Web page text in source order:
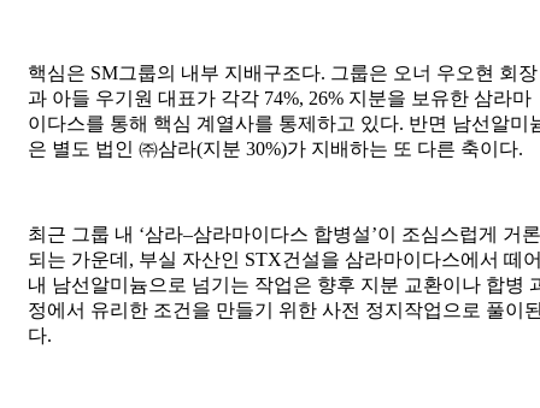
핵심은 SM그룹의 내부 지배구조다. 그룹은 오너 우오현 회장
과 아들 우기원 대표가 각각 74%, 26% 지분을 보유한 삼라마
이다스를 통해 핵심 계열사를 통제하고 있다. 반면 남선알미
은 별도 법인 ㈜삼라(지분 30%)가 지배하는 또 다른 축이다.
최근 그룹 내 ‘삼라–삼라마이다스 합병설’이 조심스럽게 거론
되는 가운데, 부실 자산인 STX건설을 삼라마이다스에서 떼
내 남선알미늄으로 넘기는 작업은 향후 지분 교환이나 합병
정에서 유리한 조건을 만들기 위한 사전 정지작업으로 풀이
다.